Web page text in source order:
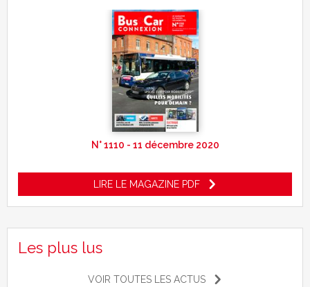
N° 1110 - 11 décembre 2020
LIRE LE MAGAZINE PDF
Les plus lus
VOIR TOUTES LES ACTUS